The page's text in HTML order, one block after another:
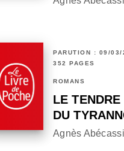
PARUTION : 09/03/
352 PAGES
ROMANS
LE
DU
Agnès